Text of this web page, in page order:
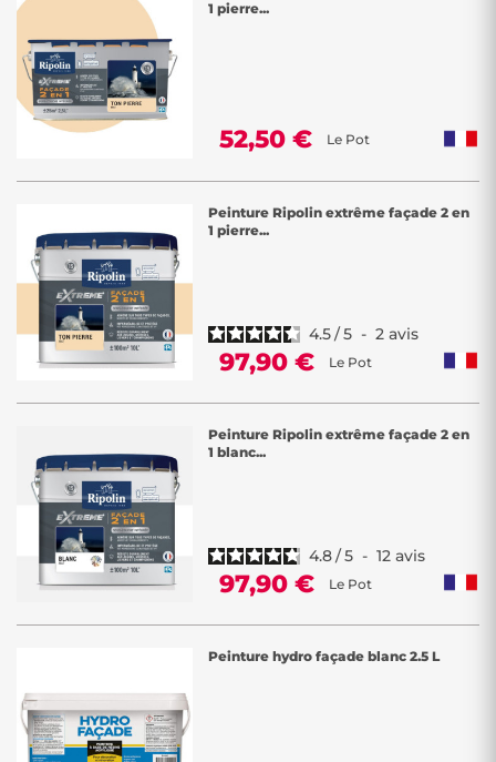
1 pierre...
52,50 € Le Pot
Peinture Ripolin extrême façade 2 en
1 pierre...
4.5/5 - 2 avis
97,90 € Le Pot
Peinture Ripolin extrême façade 2 en
1 blanc...
4.8/5 - 12 avis
97,90 € Le Pot
Peinture hydro façade blanc 2.5 L